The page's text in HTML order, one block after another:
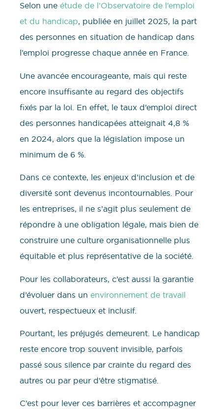
Selon une étude de l’Observatoire de l’emploi
et du handicap, publiée en juillet 2025, la part
des personnes en situation de handicap dans
l’emploi progresse chaque année en France.
Une avancée encourageante, mais qui reste
encore insuffisante au regard des objectifs
fixés par la loi. En effet, le taux d’emploi direct
des personnes handicapées atteignait 4,8 %
en 2024, alors que la législation impose un
minimum de 6 %.
Dans ce contexte, les enjeux d’inclusion et de
diversité sont devenus incontournables. Pour
les entreprises, il ne s’agit plus seulement de
répondre à une obligation légale, mais bien de
construire une culture organisationnelle plus
équitable et plus représentative de la société.
Pour les collaborateurs, c’est aussi la garantie
d’évoluer dans un environnement de travail
ouvert, respectueux et inclusif.
Pourtant, les préjugés demeurent. Le handicap
reste encore trop souvent invisible, parfois
passé sous silence par crainte du regard des
autres ou par peur d’être stigmatisé.
C’est pour lever ces barrières et accompagner